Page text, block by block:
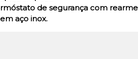
de segurança com
aço inox.